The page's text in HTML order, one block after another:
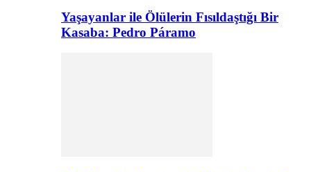
Yaşayanlar ile Ölülerin Fısıldaştığı Bir
Kasaba: Pedro Páramo